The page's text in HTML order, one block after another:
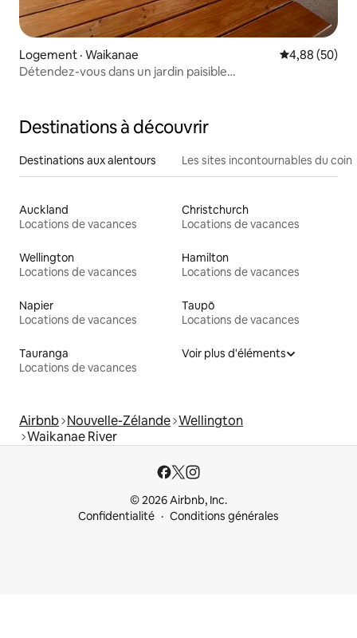
Logement · Waikanae Note
4,88 (50)
Détendez-vous dans un jardin paisible…
Destinations à découvrir
Destinations aux alentours Les sites incontournables du coin
Auckland
Locations de vacances
Christchurch
Locations de vacances
Wellington
Locations de vacances
Hamilton
Locations de vacances
Napier
Locations de vacances
Taupō
Locations de vacances
Tauranga
Locations de vacances
Voir plus d'éléments
Airbnb Nouvelle-Zélande Wellington
Waikanae River
© 2026 Airbnb, Inc.
Confidentialité
Conditions générales